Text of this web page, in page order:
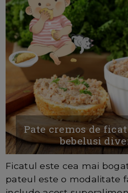
Pate cremos de
bebelusi
Ficatul este cea mai
pateul este o modalitate